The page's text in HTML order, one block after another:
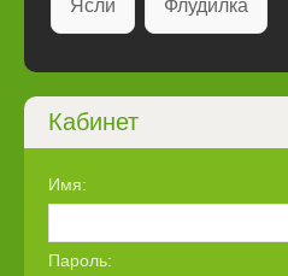
Ясли Флудилка
Кабинет
Имя:
Пароль: